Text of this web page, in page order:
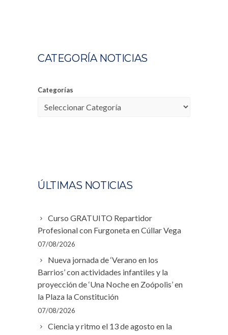
CATEGORÍA NOTICIAS
Categorías
ÚLTIMAS NOTICIAS
Curso GRATUITO Repartidor
Profesional con Furgoneta en Cúllar Vega
07/08/2026
Nueva jornada de ‘Verano en los
Barrios’ con actividades infantiles y la
proyección de ‘Una Noche en Zoópolis’ en
la Plaza la Constitución
07/08/2026
Ciencia y ritmo el 13 de agosto en la